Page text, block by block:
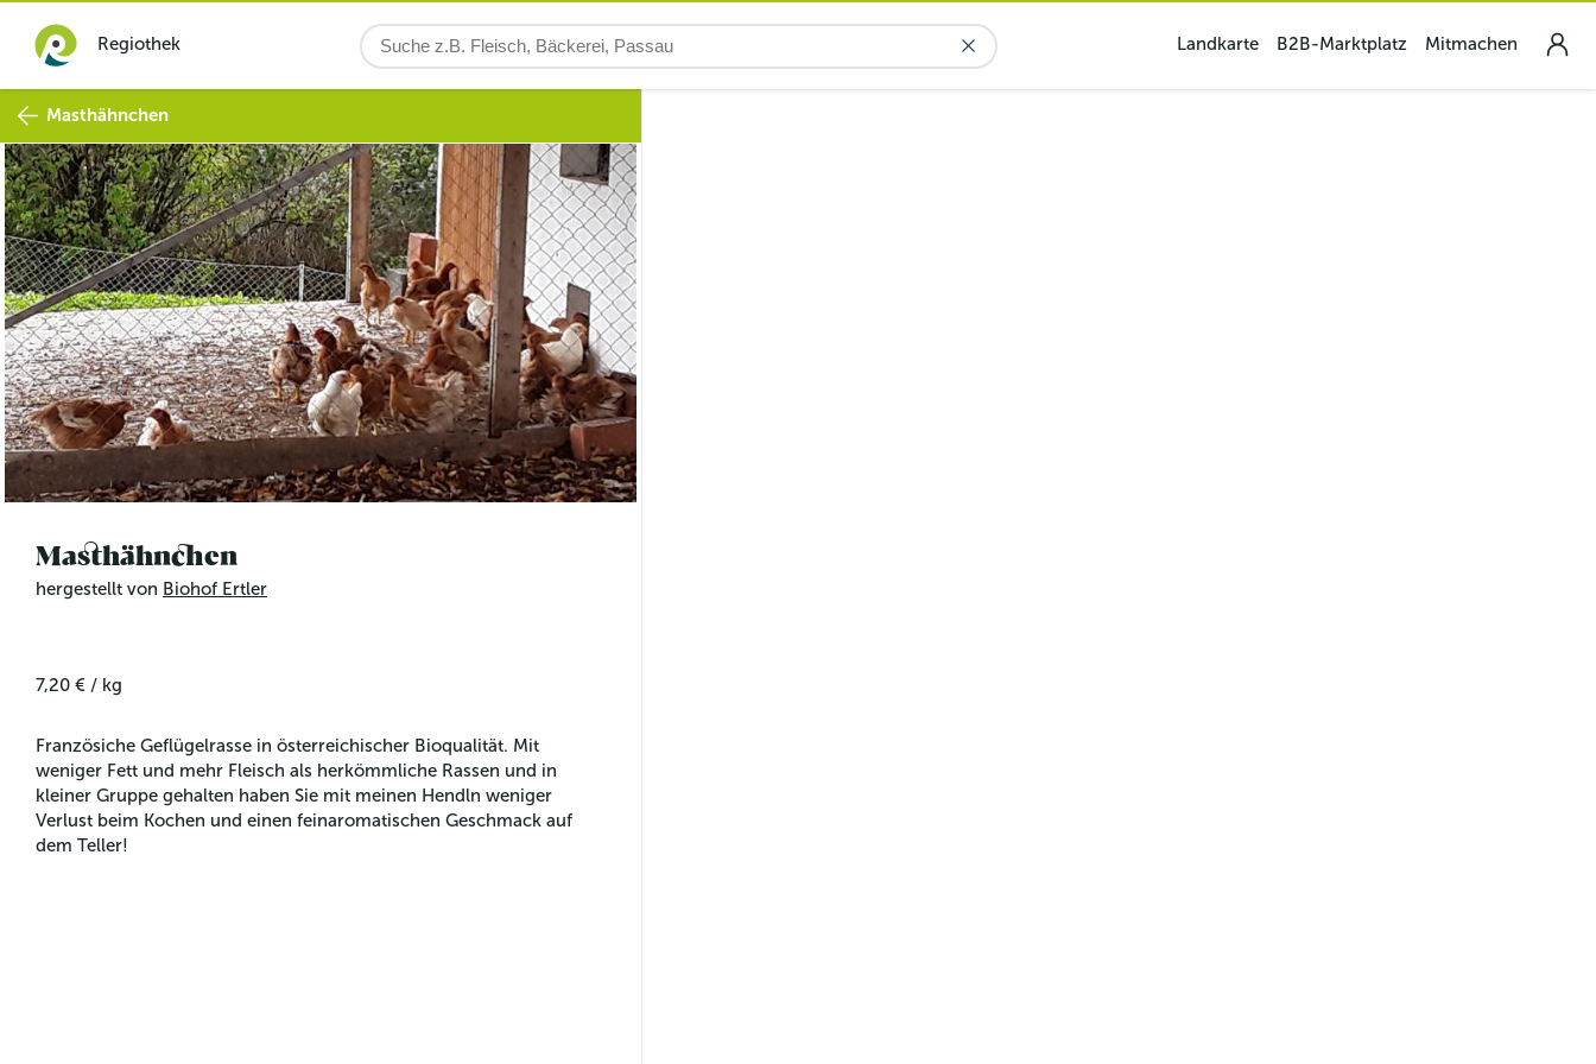
Regiothek Landkarte B2B-Marktplatz Mitmachen
Masthähnchen
Masthähnchen
hergestellt von Biohof Ertler
7,20 € / kg
Französiche Geflügelrasse in österreichischer Bioqualität. Mit
weniger Fett und mehr Fleisch als herkömmliche Rassen und in
kleiner Gruppe gehalten haben Sie mit meinen Hendln weniger
Verlust beim Kochen und einen feinaromatischen Geschmack auf
dem Teller!